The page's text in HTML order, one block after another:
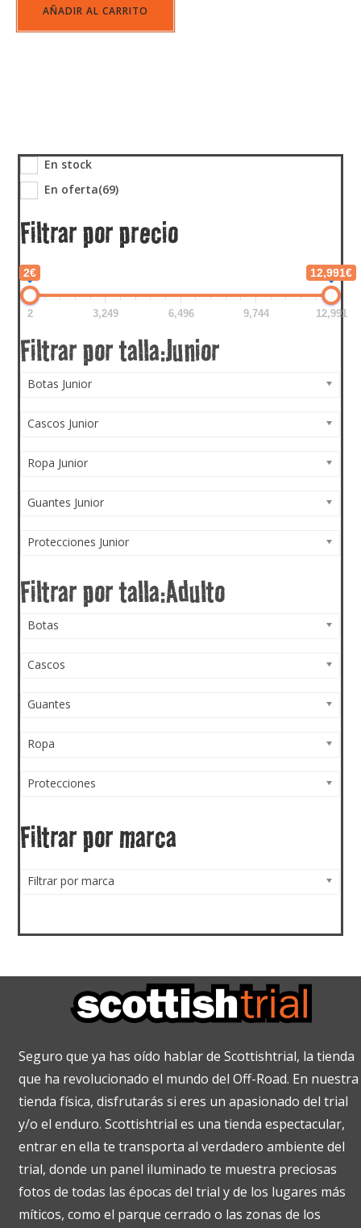
AÑADIR AL CARRITO
En stock
En oferta(69)
Filtrar por precio
2€ 12,991€
2 3,249 6,496 9,744 12,991
Botas Junior
Cascos Junior
Ropa Junior
Guantes Junior
Protecciones Junior
Botas
Cascos
Guantes
Ropa
Protecciones
Filtrar por marca
Filtrar por marca
Seguro que ya has oído hablar de Scottishtrial, la tienda
que ha revolucionado el mundo del Off-Road. En nuestra
tienda física, disfrutarás si eres un apasionado del trial
y/o el enduro. Scottishtrial es una tienda espectacular,
entrar en ella te transporta al verdadero ambiente del
trial, donde un panel iluminado te muestra preciosas
fotos de todas las épocas del trial y de los lugares más
míticos, como el parque cerrado o las zonas de los